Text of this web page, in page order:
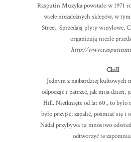
Rasputin Muzyka powstało w 1971
wiele niezależnych sklepów, w
Street. Sprzedają płyty winylowe,
organizują niezłe
http://
Chill
Jednym z najbardziej kultowych
odpocząć i patrzeć, jak mija dzień,
Hill. Nietknięte od lat 60., to było
było przyjść, zapalić, pośmiać się i
Nadal przybywa tu mnóstwo
odtworzyć te